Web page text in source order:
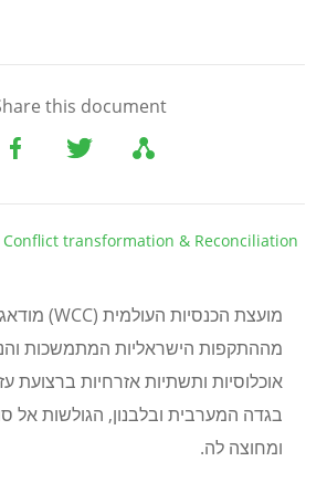
this document
transformation & Reconciliation
מועצת הכנסיות העולמית (WCC)
מההתקפות הישראליות המתמשכות
אוכלוסיות ותשתיות אזרחיות ברצועת
בגדה המערבית ובלבנון, הגולשות אל
ומחוצה לה.